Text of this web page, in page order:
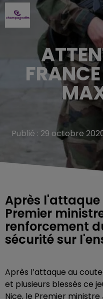
Publié : 29 octobre
Après l'attaque
Premier
renforcement
sécurité sur
Après l’attaque au
et plusieurs blessés ce
Nice, le Premier